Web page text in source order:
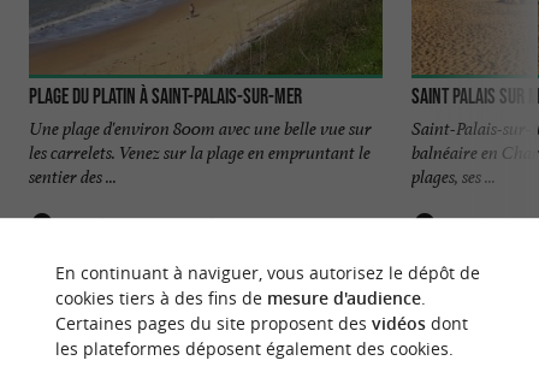
Plage du Platin à Saint-Palais-sur-Mer
Une plage d'environ 800m avec une belle vue sur
les carrelets. Venez sur la plage en empruntant le
sentier des ...
2,0 km - Saint-Palais-sur-Mer
Saint Palais sur
Saint-Palais-sur-
balnéaire en
plages, ses ...
2,8 km -
En continuant à naviguer, vous autorisez le dépôt de
cookies tiers à des fins de mesure d'audience.
Certaines pages du site proposent des vidéosdont
les plateformes déposent également des cookies.